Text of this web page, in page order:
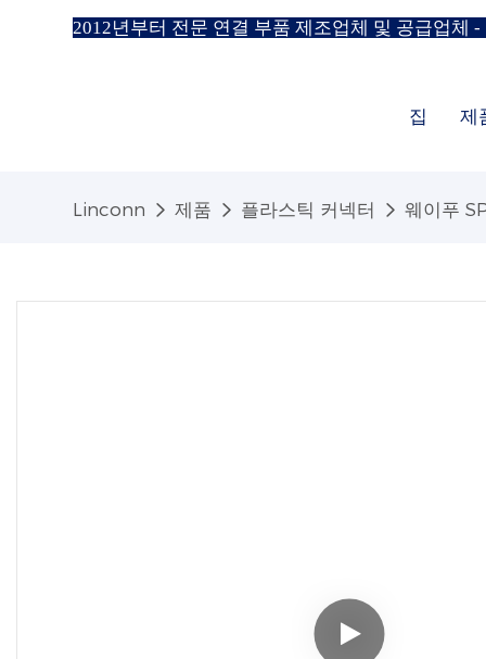
2012년부터 전문 연결 부품 제조업체 및 공급업체 -
집 제
Linconn 제품 플라스틱 커넥터 웨이푸